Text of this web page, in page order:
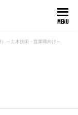
MENU
）～土木技術・営業職向け～